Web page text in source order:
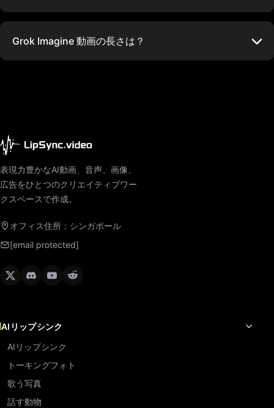
Grok Imagine 動画の長さは？
表現力豊かなAI動画、音声、画像、
広告をひとつのクリエイティブワー
クスペースで作成。
オフィス住所：シンガポール
[email protected]
AIリップシンク
AIリップシンク
トーキングフォト
歌う写真
話す動物